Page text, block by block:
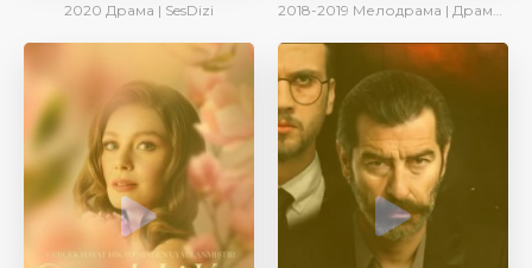
2020 Драма | SesDizi 2018-2019 Мелодрама | Драма | Комедия | SesDizi | Ирина Котова